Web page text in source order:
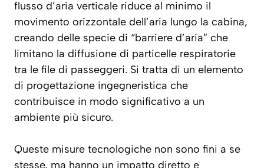
flusso d’aria verticale riduce al minimo il
movimento orizzontale dell’aria lungo la cabina,
creando delle specie di “barriere d’aria” che
limitano la diffusione di particelle respiratorie
tra le file di passeggeri. Si tratta di un elemento
di progettazione ingegneristica che
contribuisce in modo significativo a un
ambiente più sicuro.
Queste misure tecnologiche non sono fini a se
stesse, ma hanno un impatto diretto e